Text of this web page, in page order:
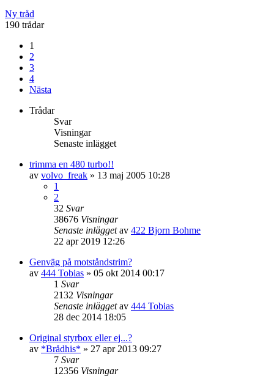
Ny tråd
190 trådar
1
2
3
4
Nästa
Trådar
Svar
Visningar
Senaste inlägget
trimma en 480 turbo!!
av volvo_freak » 13 maj 2005 10:28
1
2
32 Svar
38676 Visningar
Senaste inläggetav 422 Bjorn Bohme
22 apr 2019 12:26
Genväg på motståndstrim?
av 444 Tobias » 05 okt 2014 00:17
1 Svar
2132 Visningar
Senaste inläggetav 444 Tobias
28 dec 2014 18:05
Original styrbox eller ej...?
av *Brådhis* » 27 apr 2013 09:27
7 Svar
12356 Visningar